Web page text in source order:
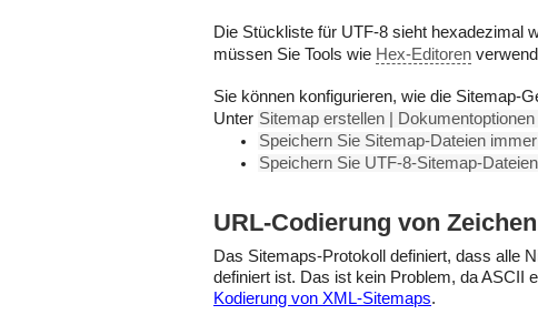
Die Stückliste für UTF-8 sieht hexadezimal
müssen Sie Tools wie Hex-Editoren
Sie können konfigurieren, wie die Sitemap-
Unter Sitemap erstellen |
Speichern Sie Sitemap-Dateien
Speichern Sie UTF-8-Sitemap-
URL-Codierung von
Das Sitemaps-Protokoll definiert, dass alle
definiert ist. Das ist kein Problem, da ASCII
Kodierung von XML-Sitemaps.